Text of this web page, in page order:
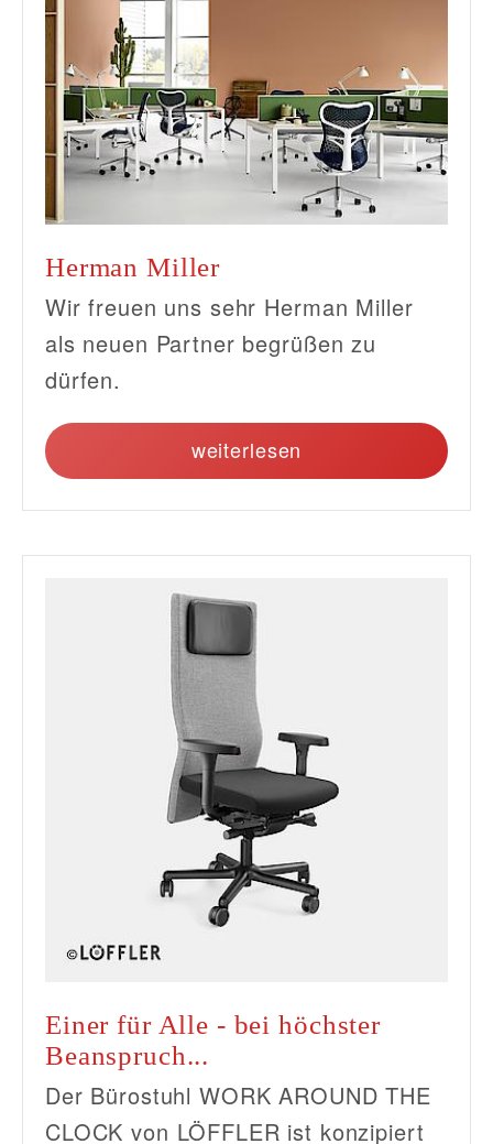
Herman Miller
Wir freuen uns sehr Herman Miller
als neuen Partner begrüßen zu
dürfen.
weiterlesen
Einer für Alle - bei höchster
Beanspruch...
Der Bürostuhl WORK AROUND THE
CLOCK von LÖFFLER ist konzipiert